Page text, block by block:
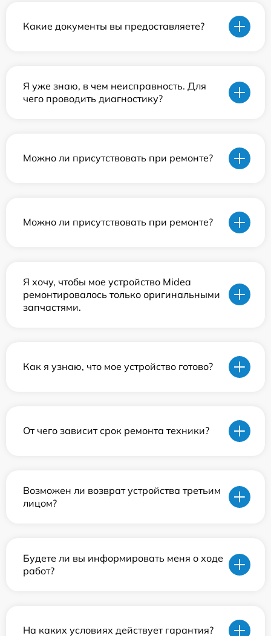
Какие документы вы предоставляете?
Я уже знаю, в чем неисправность. Для
чего проводить диагностику?
Можно ли присутствовать при ремонте?
Можно ли присутствовать при ремонте?
Я хочу, чтобы мое устройство Midea
ремонтировалось только оригинальными
запчастями.
Как я узнаю, что мое устройство готово?
От чего зависит срок ремонта техники?
Возможен ли возврат устройства третьим
лицом?
Будете ли вы информировать меня о ходе
работ?
На каких условиях действует гарантия?